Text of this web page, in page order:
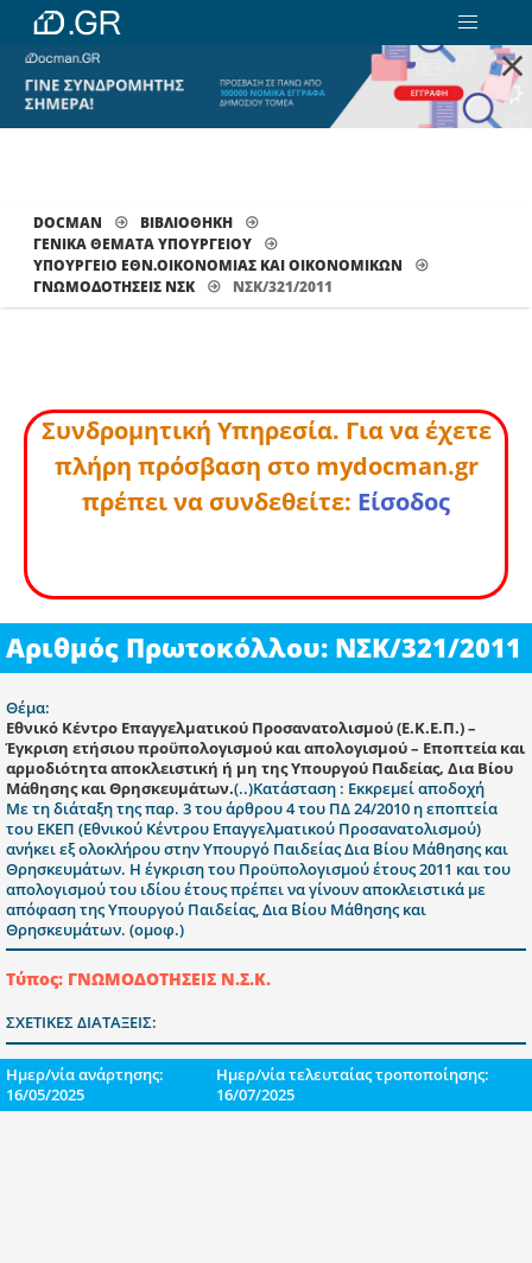
×
DOCMAN
ΒΙΒΛΙΟΘΗΚΗ
ΓΕΝΙΚΑ ΘΕΜΑΤΑ ΥΠΟΥΡΓΕΙΟΥ
ΥΠΟΥΡΓΕΙΟ ΕΘΝ.ΟΙΚΟΝΟΜΙΑΣ ΚΑΙ ΟΙΚΟΝΟΜΙΚΩΝ
ΓΝΩΜΟΔΟΤΉΣΕΙΣ ΝΣΚ
ΝΣΚ/321/2011
Συνδρομητική Υπηρεσία. Για να έχετε
πλήρη πρόσβαση στο mydocman.gr
πρέπει να συνδεθείτε: Είσοδος
Αριθμός Πρωτοκόλλου: ΝΣΚ/321/2011
Θέμα:
Εθνικό Κέντρο Επαγγελματικού Προσανατολισμού (Ε.Κ.Ε.Π.) –
Έγκριση ετήσιου προϋπολογισμού και απολογισμού – Εποπτεία και
αρμοδιότητα αποκλειστική ή μη της Υπουργού Παιδείας, Δια Βίου
Μάθησης και Θρησκευμάτων.(..)Κατάσταση : Εκκρεμεί αποδοχή
Με τη διάταξη της παρ. 3 του άρθρου 4 του ΠΔ 24/2010 η εποπτεία
του ΕΚΕΠ (Εθνικού Κέντρου Επαγγελματικού Προσανατολισμού)
ανήκει εξ ολοκλήρου στην Υπουργό Παιδείας Δια Βίου Μάθησης και
Θρησκευμάτων. Η έγκριση του Προϋπολογισμού έτους 2011 και του
απολογισμού του ιδίου έτους πρέπει να γίνουν αποκλειστικά με
απόφαση της Υπουργού Παιδείας, Δια Βίου Μάθησης και
Θρησκευμάτων. (ομοφ.)
Τύπος: ΓΝΩΜΟΔΟΤΗΣΕΙΣ Ν.Σ.Κ.
ΣΧΕΤΙΚΕΣ ΔΙΑΤΑΞΕΙΣ:
Ημερ/νία ανάρτησης:
16/05/2025
Ημερ/νία τελευταίας τροποποίησης:
16/07/2025